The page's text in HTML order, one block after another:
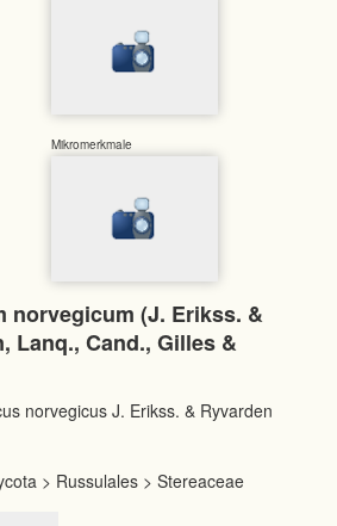
Mikromerkmale
norvegicum (J. Erikss. &
Lanq., Cand., Gilles &
norvegicus J. Erikss. & Ryvarden
> Russulales > Stereaceae